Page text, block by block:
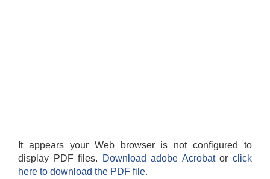
It appears your Web browser is not configured to
display PDF files.
Download adobe Acrobatorclick
here to download the PDF file.